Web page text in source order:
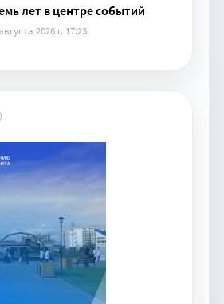
лет в центре событий
2026 г. 17:23